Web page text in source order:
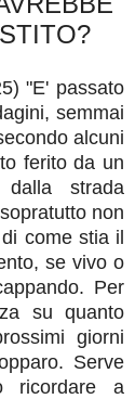
"E' passato
semmai
alcuni
ferito da un
dalla strada
non
come stia il
se vivo o
Per
su quanto
giorni
Serve
ricordare a